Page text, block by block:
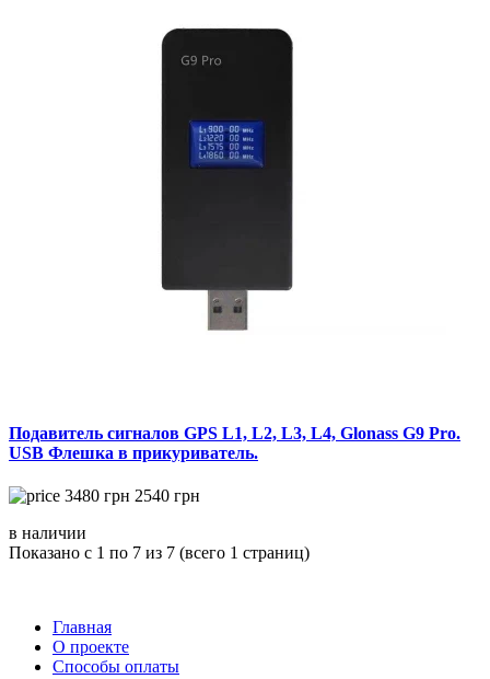
Подавитель сигналов GPS L1, L2, L3, L4, Glonass G9 Pro.
USB Флешка в прикуриватель.
3480 грн 2540 грн
в наличии
Показано с 1 по 7 из 7 (всего 1 страниц)
Главная
О проекте
Способы оплаты